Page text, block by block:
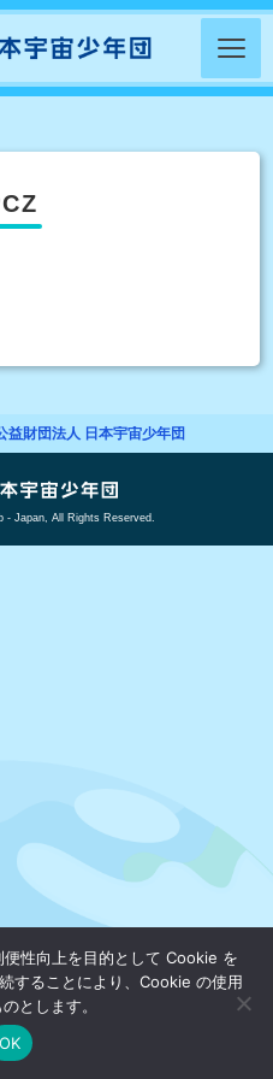
益財団法人 日本宇宙少年団
- Japan, All Rights Reserved.
性向上を目的として Cookie を
することにより、Cookie の使用
とします。
OK